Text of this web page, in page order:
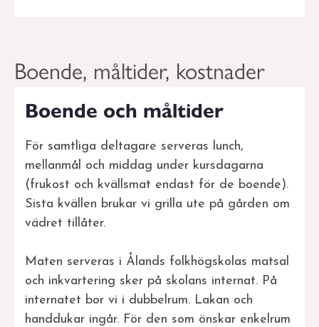
Boende, måltider, kostnader
Boende och måltider
För samtliga deltagare serveras lunch,
mellanmål och middag under kursdagarna
(frukost och kvällsmat endast för de boende).
Sista kvällen brukar vi grilla ute på gården om
vädret tillåter.
Maten serveras i Ålands folkhögskolas matsal
och inkvartering sker på skolans internat. På
internatet bor vi i dubbelrum. Lakan och
handdukar ingår. För den som önskar enkelrum